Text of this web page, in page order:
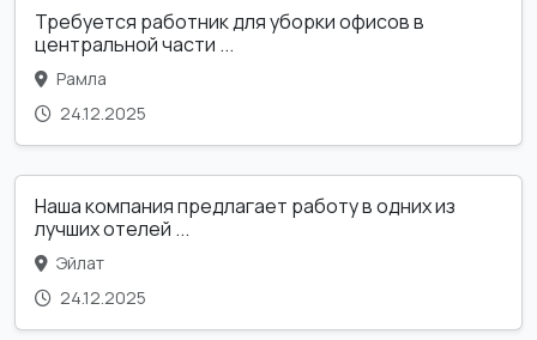
Требуется работник для уборки офисов в
центральной части ...
Рамла
24.12.2025
Наша компания предлагает работу в одних из
лучших отелей ...
Эйлат
24.12.2025